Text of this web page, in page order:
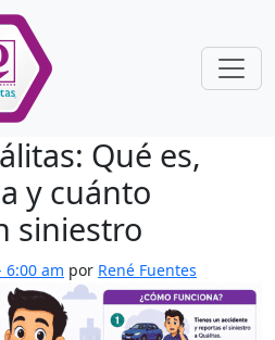
Qué es,
y cuánto
siniestro
6:00 am por René Fuentes